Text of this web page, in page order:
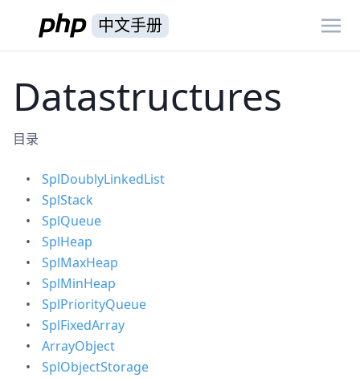
中文手册
Datastructures
目录
SplDoublyLinkedList
SplStack
SplQueue
SplHeap
SplMaxHeap
SplMinHeap
SplPriorityQueue
SplFixedArray
ArrayObject
SplObjectStorage